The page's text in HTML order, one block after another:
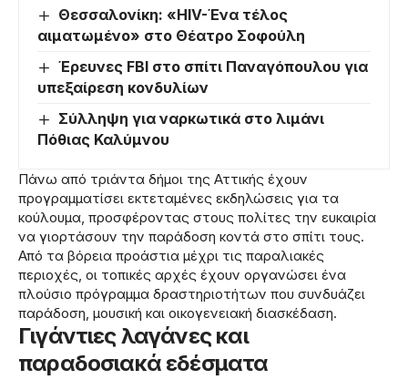
Θεσσαλονίκη: «HIV-Ένα τέλος
αιματωμένο» στο Θέατρο Σοφούλη
Έρευνες FBI στο σπίτι Παναγόπουλου για
υπεξαίρεση κονδυλίων
Σύλληψη για ναρκωτικά στο λιμάνι
Πόθιας Καλύμνου
Πάνω από τριάντα δήμοι της Αττικής έχουν
προγραμματίσει εκτεταμένες εκδηλώσεις για τα
κούλουμα, προσφέροντας στους πολίτες την ευκαιρία
να γιορτάσουν την παράδοση κοντά στο σπίτι τους.
Από τα βόρεια προάστια μέχρι τις παραλιακές
περιοχές, οι τοπικές αρχές έχουν οργανώσει ένα
πλούσιο πρόγραμμα δραστηριοτήτων που συνδυάζει
παράδοση, μουσική και οικογενειακή διασκέδαση.
Γιγάντιες λαγάνες και
παραδοσιακά εδέσματα